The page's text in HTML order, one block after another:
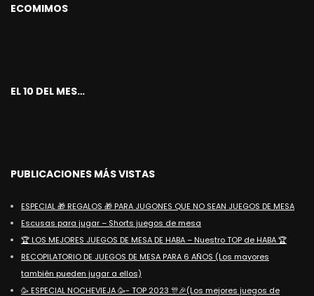
ECOMIMOS
EL 10 DEL MES…
PUBLICACIONES MÁS VISTAS
ESPECIAL 🎁 REGALOS 🎁 PARA JUGONES QUE NO SEAN JUEGOS DE MESA
Escusas para jugar – Shorts juegos de mesa
🏆 LOS MEJORES JUEGOS DE MESA DE HABA – Nuestro TOP de HABA 🏆
RECOPILATORIO DE JUEGOS DE MESA PARA 6 AÑOS (Los mayores
también pueden jugar a ellos)
🥳 ESPECIAL NOCHEVIEJA 🥳- TOP 2023 🎊🎉(Los mejores juegos de